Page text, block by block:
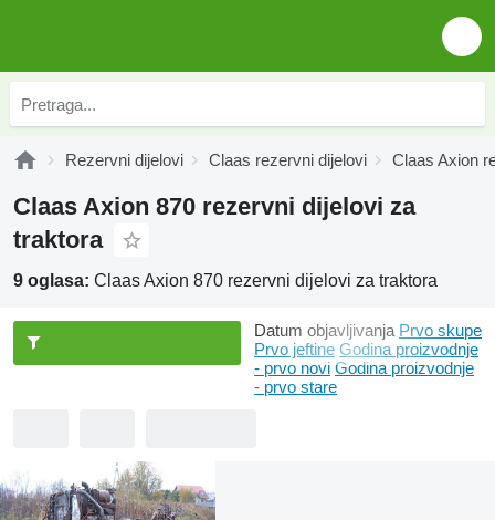
Rezervni dijelovi Claas rezervni dijelovi Claas Axion
Claas Axion 870 rezervni dijelovi za
traktora
9 oglasa: Claas Axion 870 rezervni dijelovi za traktora
Datum objavljivanja Prvo skupe
Prvo jeftine Godina proizvodnje
- prvo novi Godina proizvodnje
- prvo stare